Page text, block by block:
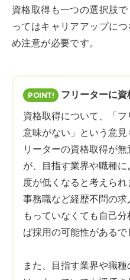
資格取得も一つの選択肢
ってはキャリアアップに
め注意が必要です。
フリーターに資
資格取得について、「
意味がない」という意
リーターの資格取得が
が、目指す業界や職種
度が低くなると考えら
事務職など経歴不問の
もっていなくても自己
ば採用の可能性があるで
また、目指す業界や職